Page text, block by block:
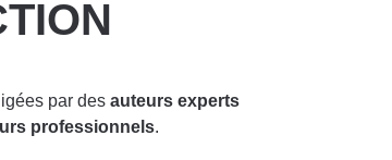
par desauteurs experts
professionnels.